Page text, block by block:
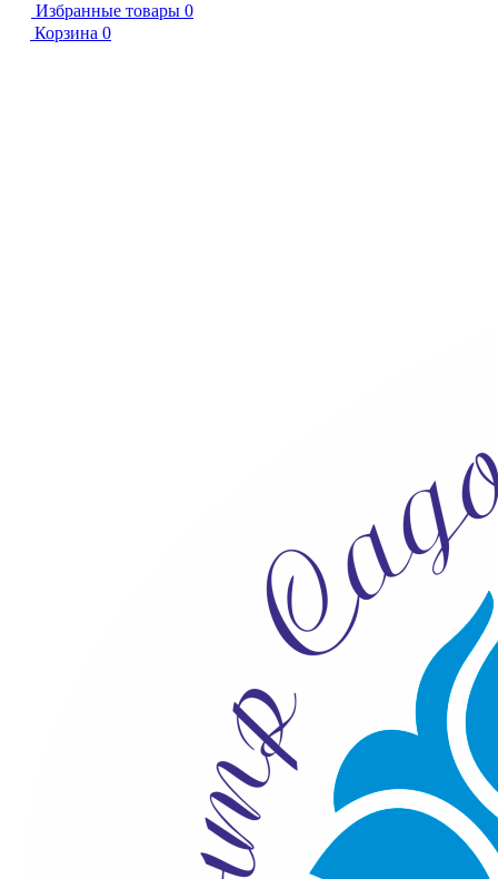
Избранные товары 0
Корзина 0